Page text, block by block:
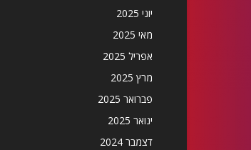
יוני 2025
מאי 2025
אפריל 2025
מרץ 2025
פברואר 2025
ינואר 2025
דצמבר 2024